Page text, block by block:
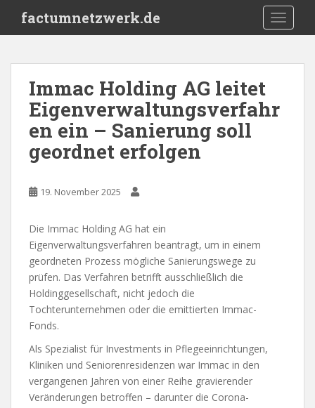
i
factumnetzwerk.de
Immac Holding AG leitet
Eigenverwaltungsverfahr
en ein – Sanierung soll
geordnet erfolgen
19. November 2025
Die Immac Holding AG hat ein
Eigenverwaltungsverfahren beantragt, um in einem
geordneten Prozess mögliche Sanierungswege zu
prüfen. Das Verfahren betrifft ausschließlich die
Holdinggesellschaft, nicht jedoch die
Tochterunternehmen oder die emittierten Immac-
Fonds.
Als Spezialist für Investments in Pflegeeinrichtungen,
Kliniken und Seniorenresidenzen war Immac in den
vergangenen Jahren von einer Reihe gravierender
Veränderungen betroffen – darunter die Corona-